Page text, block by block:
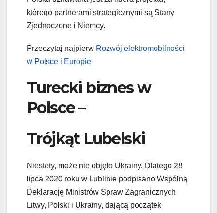
którego partnerami strategicznymi są Stany
Zjednoczone i Niemcy.
Przeczytaj najpierw Rozwój elektromobi lności
w Polsce i Europie
Turecki biznes w
Polsce –
Trójkąt Lubelski
Niestety, może nie objęło Ukrainy. Dlatego 28
lipca 2020 roku w Lublinie podpisano Wspólną
Deklarację Ministrów Spraw Zagranicznych
Litwy, Polski i Ukrainy, dającą początek